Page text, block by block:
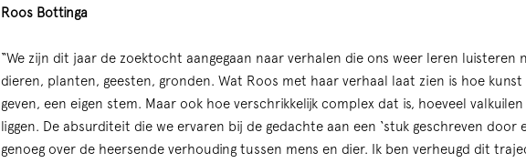
Roos Bottinga
“We zijn dit jaar de zoektocht aangegaan naar verhalen die ons weer leren luisteren
dieren, planten, geesten, gronden. Wat Roos met haar verhaal laat zien is hoe kunst
geven, een eigen stem. Maar ook hoe verschrikkelijk complex dat is, hoeveel
liggen. De absurditeit die we ervaren bij de gedachte aan een ‘stuk geschreven door
genoeg over de heersende verhouding tussen mens en dier. Ik ben verheugd dit